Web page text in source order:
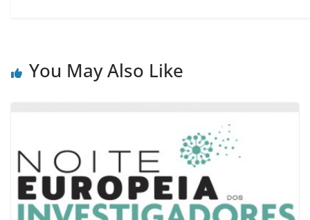
You May Also Like